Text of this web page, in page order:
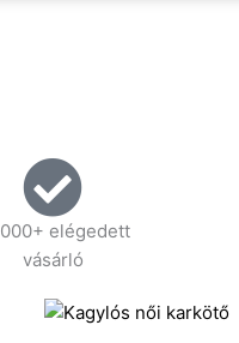
elégedett
vásárló